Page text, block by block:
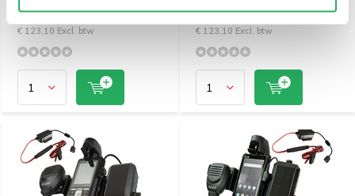
€ 148,95Incl. btw
€ 123,10 Excl. btw
€ 148,95Incl. btw
€ 123,10 Excl. btw